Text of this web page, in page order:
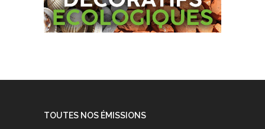
TOUTES NOS ÉMISSIONS